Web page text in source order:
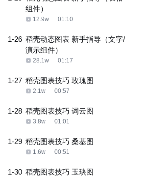
组件）
12.9w 01:10
1-26 稻壳动态图表 新手指导（文字/
演示组件）
28.1w 01:17
1-27 稻壳图表技巧 玫瑰图
2.1w 00:57
1-28 稻壳图表技巧 词云图
3.8w 01:01
1-29 稻壳图表技巧 桑基图
1.6w 00:51
1-30 稻壳图表技巧 玉玦图